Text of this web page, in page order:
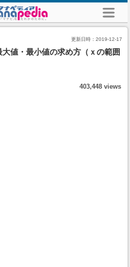
更新日時： 2019-12-17
大値・最小値の求め方（ｘの範囲
403,448 views